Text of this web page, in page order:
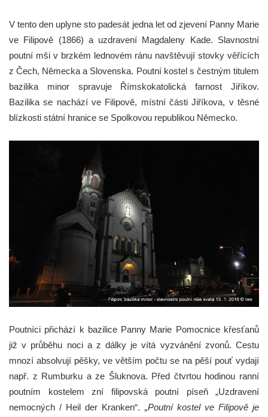
V tento den uplyne sto padesát jedna let od zjevení Panny Marie
ve Filipově (1866) a uzdravení Magdaleny Kade. Slavnostní
poutní mši v brzkém lednovém ránu navštěvují stovky věřících
z Čech, Německa a Slovenska. Poutní kostel s čestným titulem
bazilika minor spravuje Římskokatolická farnost Jiříkov.
Bazilika se nachází ve Filipově, místní části Jiříkova, v těsné
blízkosti státní hranice se Spolkovou republikou Německo.
Poutníci přichází k bazilice Panny Marie Pomocnice křesťanů
již v průběhu noci a z dálky je vítá vyzvánění zvonů. Cestu
mnozí absolvují pěšky, ve větším počtu se na pěší pouť vydají
např. z Rumburku a ze Šluknova. Před čtvrtou hodinou ranní
poutním kostelem zní filipovská poutní píseň „Uzdravení
nemocných / Heil der Kranken“. „Poutní kostel ve Filipově je